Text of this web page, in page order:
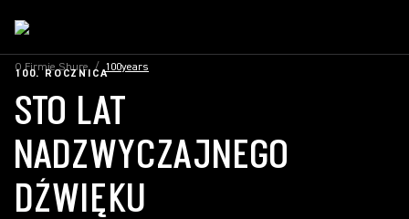
O Firmie Shure / 100years
100. ROCZNICA
STO LAT
NADZWYCZAJNEGO
DŹWIĘKU